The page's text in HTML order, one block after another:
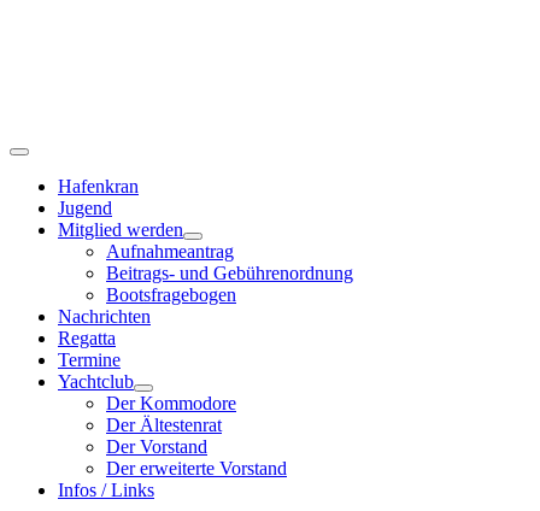
Hafenkran
Jugend
Mitglied werden
Aufnahmeantrag
Beitrags- und Gebührenordnung
Bootsfragebogen
Nachrichten
Regatta
Termine
Yachtclub
Der Kommodore
Der Ältestenrat
Der Vorstand
Der erweiterte Vorstand
Infos / Links